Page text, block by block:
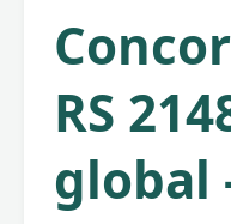
RS
global